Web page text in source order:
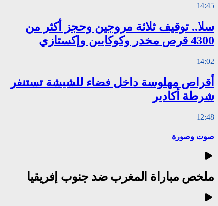
14:45
سلا.. توقيف ثلاثة مروجين وحجز أكثر من
4300 قرص مخدر وكوكايين وإكستازي
14:02
أقراص مهلوسة داخل فضاء للشيشة تستنفر
شرطة أكادير
12:48
صوت وصورة
ملخص مباراة المغرب ضد جنوب إفريقيا